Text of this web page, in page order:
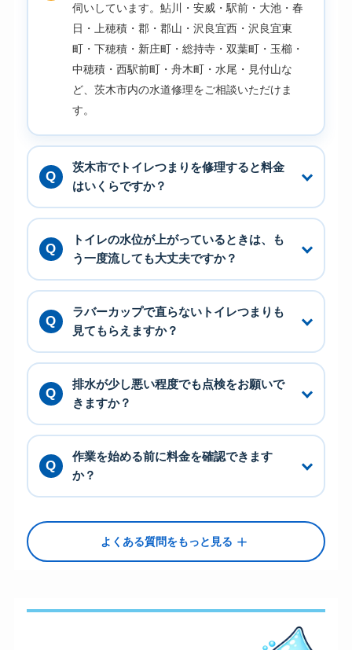
伺いしています。鮎川・安威・駅前・大池・春
日・上穂積・郡・郡山・沢良宜西・沢良宜東
町・下穂積・新庄町・総持寺・双葉町・玉櫛・
中穂積・西駅前町・舟木町・水尾・見付山な
ど、茨木市内の水道修理をご相談いただけま
す。
茨木市でトイレつまりを修理すると料金
はいくらですか？
トイレの水位が上がっているときは、も
う一度流しても大丈夫ですか？
ラバーカップで直らないトイレつまりも
見てもらえますか？
排水が少し悪い程度でも点検をお願いで
きますか？
作業を始める前に料金を確認できます
か？
よくある質問をもっと見る ＋